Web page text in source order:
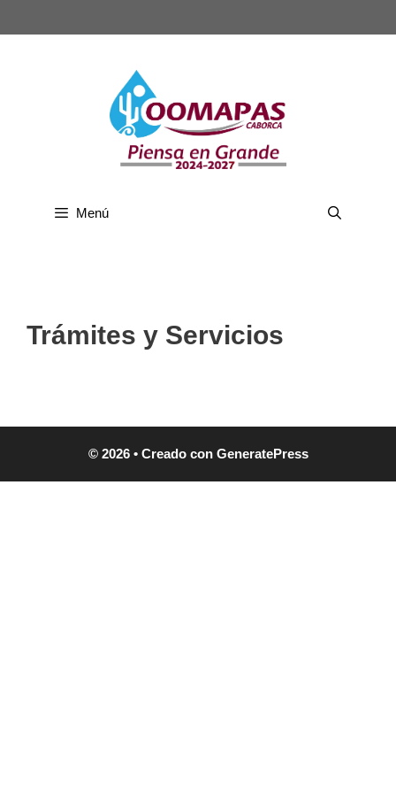
Menú
Trámites y Servicios
© 2026 • Creado con GeneratePress